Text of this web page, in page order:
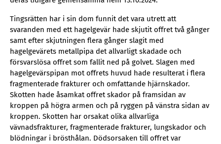
Tingsrätten har i sin dom funnit det vara utrett att
svaranden med ett hagelgevär hade skjutit offret två gånger
samt efter skjutningen flera gånger slagit med
hagelgevärets metallpipa det allvarligt skadade och
försvarslösa offret som fallit ned på golvet. Slagen med
hagelgevärspipan mot offrets huvud hade resulterat i flera
fragmenterade frakturer och omfattande hjärnskador.
Skotten hade åsamkat offret skador på framsidan av
kroppen på högra armen och på ryggen på vänstra sidan av
kroppen. Skotten har orsakat olika allvarliga
vävnadsfrakturer, fragmenterade frakturer, lungskador och
blödningar i brösthålan. Dödsorsaken till offret var